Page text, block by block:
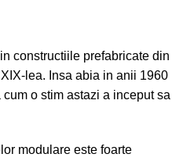
constructiile prefabricate din
lea. Insa abia in anii 1960
o stim astazi a inceput sa
modulare este foarte